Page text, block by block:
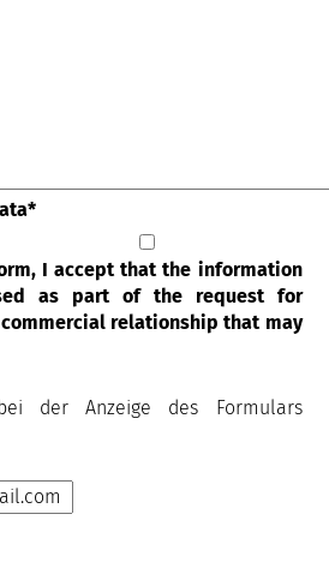
*
I accept that the information
as part of the request for
relationship that may
der Anzeige des Formulars